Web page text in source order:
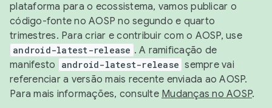
plataforma para o ecossistema, vamos publicar o
código-fonte no AOSP no segundo e quarto
trimestres. Para criar e contribuir com o AOSP, use
android-latest-release . A ramificação de
manifesto
android-latest-release sempre vai
referenciar a versão mais recente enviada ao AOSP.
Para mais informações, consulte Mudanças no AOSP.